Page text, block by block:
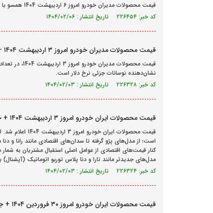
قیمت محصولات مدیران خودرو امروز 6 اردیبهشت 1404 همسو با نرخ دلار از 15 میلیون تا 70 میلیون تومان کاهش یافته است.
کد خبر: ۲۲۶۴۵۴ تاریخ انتشار : ۱۴۰۴/۰۲/۰۶
قیمت محصولات مدیران خودرو امروز ۳ اردیبهشت ۱۴۰۴ + جدول
قیمت محصولات
نشان‌دهنده نوسانات جزئی نرخ دلار است.
کد خبر: ۲۲۶۳۲۸ تاریخ انتشار : ۱۴۰۴/۰۲/۰۳
قیمت محصولات ایران خودرو امروز ۳ اردیبهشت ۱۴۰۴ + جدول
قیمت محصولات
است؛ از مدل‌های پژو گرفته تا سدان‌های اقتصادی مانند رانا و
مدل‌های جدیدتر مانند تارا و دنا پلاس توربو اتوماتیک (آپشنال)
کد خبر: ۲۲۶۳۲۴ تاریخ انتشار : ۱۴۰۴/۰۲/۰۳
قیمت محصولات ایران خودرو امروز ۳۰ فروردین ۱۴۰۴ + جدول